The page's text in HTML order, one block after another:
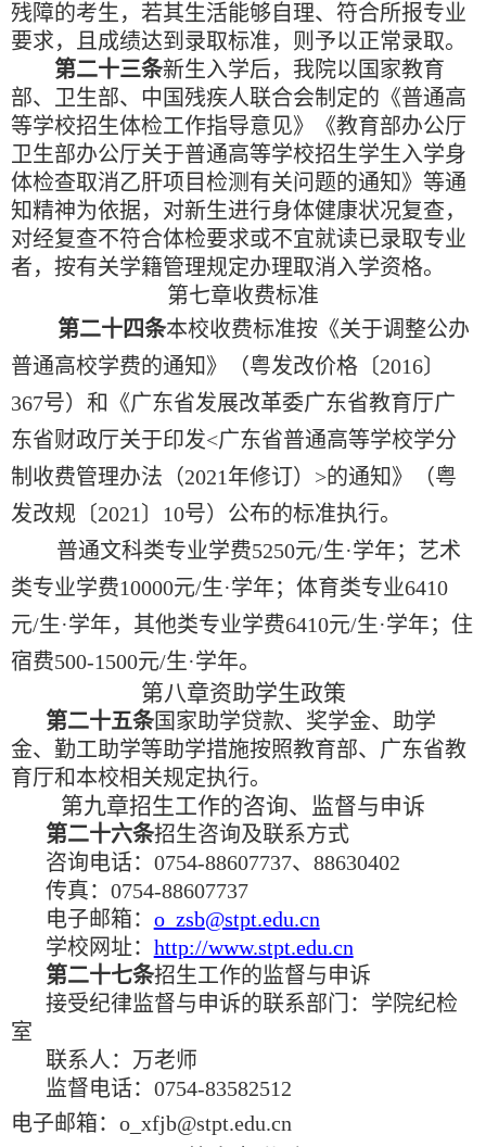
残障的考生，若其生活能够自理、符合所报专业
要求，且成绩达到录取标准，则予以正常录取。
第二十三条新生入学后，我院以国家教育
部、卫生部、中国残疾人联合会制定的《普通高
等学校招生体检工作指导意见》《教育部办公厅
卫生部办公厅关于普通高等学校招生学生入学身
体检查取消乙肝项目检测有关问题的通知》等通
知精神为依据，对新生进行身体健康状况复查，
对经复查不符合体检要求或不宜就读已录取专业
者，按有关学籍管理规定办理取消入学资格。
第七章收费标准
第二十四条本校收费标准按《关于调整公办
普通高校学费的通知》（粤发改价格〔2016〕
367号）和《广东省发展改革委广东省教育厅广
东省财政厅关于印发<广东省普通高等学校学分
制收费管理办法（2021年修订） >的通知》（粤
发改规〔2021 〕 10号）公布的标准执行。
普通文科类专业学费5250元/生·学年；艺术
类专业学费10000元/生·学年；体育类专业6410
元/生·学年，其他类专业学费6410元/生·学年；住
宿费500-1500元/生·学年。
第八章资助学生政策
第二十五条国家助学贷款、奖学金、助学
金、勤工助学等助学措施按照教育部、广东省教
育厅和本校相关规定执行。
第九章招生工作的咨询、监督与申诉
第二十六条招生咨询及联系方式
咨询电话： 0754-88607737、 88630402
传真： 0754-88607737
电子邮箱： o_zsb@stpt.edu.cn
学校网址： http://www.stpt.edu.cn
第二十七条招生工作的监督与申诉
接受纪律监督与申诉的联系部门：学院纪检
室
联系人：万老师
监督电话： 0754-83582512
电子邮箱： o_xfjb@stpt.edu.cn